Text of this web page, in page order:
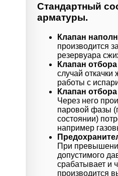
Стандартный
арматуры.
Клапан
производится
резервуара
Клапан
случай
работы с
Клапан
Через него
паровой фазы
состоянии)
например
При
допустимого
срабатывает и
производится